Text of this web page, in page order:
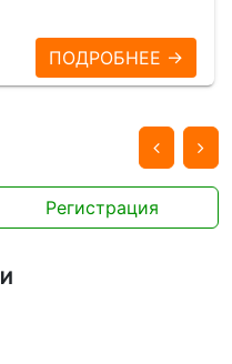
ПОДРОБНЕЕ →
Регистрация